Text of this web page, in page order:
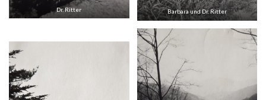
Dr. Ritter Barbara und Dr. Ritter